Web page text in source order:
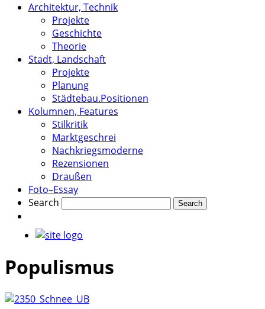
Architektur, Technik
Projekte
Geschichte
Theorie
Stadt, Landschaft
Projekte
Planung
Städtebau.Positionen
Kolumnen, Features
Stilkritik
Marktgeschrei
Nachkriegsmoderne
Rezensionen
Draußen
Foto–Essay
Search
Populismus